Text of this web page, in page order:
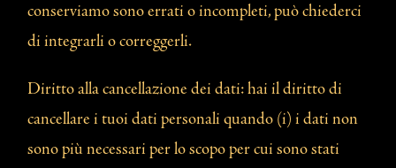
conserviamo sono errati o incompleti, può chiederci
di integrarli o correggerli.
Diritto alla cancellazione dei dati: hai il diritto di
cancellare i tuoi dati personali quando (i) i dati non
sono più necessari per lo scopo per cui sono stati